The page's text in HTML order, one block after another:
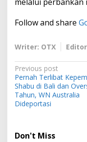
Follow and share
Writer: OTX
P
o
s
t
Previous post
Pernah Terlibat
Shabu di Bali dan
Tahun, WN Australia
Dideportasi
Don't Miss